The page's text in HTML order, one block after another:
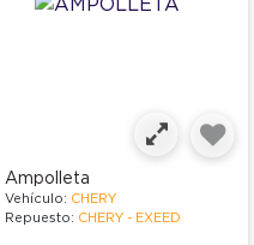
Ampolleta
Vehículo: CHERY
Repuesto: CHERY - EXEED